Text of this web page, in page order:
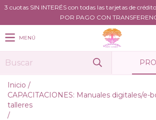
3 cuotas SIN INTERÉS con todas las tarjetas de
POR PAGO CON
MENÚ
Inicio /
CAPACITACIONES: Manuales digitales/e-
talleres
/